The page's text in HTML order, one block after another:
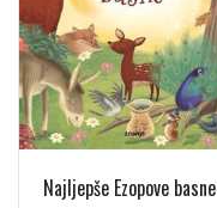
Najljepše Ezopove basne